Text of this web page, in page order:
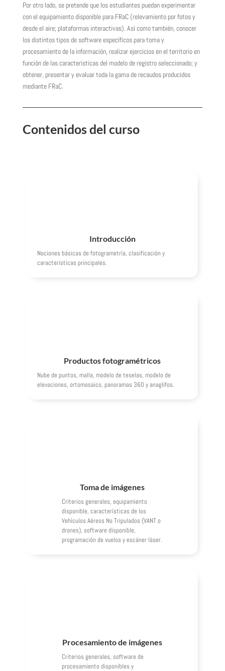
Por otro lado, se pretende que los estudiantes puedan experimentar
con el equipamiento disponible para FRaC (relevamiento por fotos y
desde el aire; plataformas interactivas). Así como también, conocer
los distintos tipos de software específicos para toma y
procesamiento de la información, realizar ejercicios en el territorio en
función de las características del modelo de registro seleccionado; y
obtener, presentar y evaluar toda la gama de recaudos producidos
mediante FRaC.
Contenidos del curso
Introducción
Nociones básicas de fotogrametría, clasificación y
características principales.
Productos fotogramétricos
Nube de puntos, malla, modelo de teselas, modelo de
elevaciones, ortomosaico, panoramas 360 y anaglifos.
Toma de imágenes
Criterios generales, equipamiento
disponible, características de los
Vehículos Aéreos No Tripulados (VANT o
drones), software disponible,
programación de vuelos y escáner láser.
Procesamiento de imágenes
Criterios generales, software de
procesamiento disponibles y